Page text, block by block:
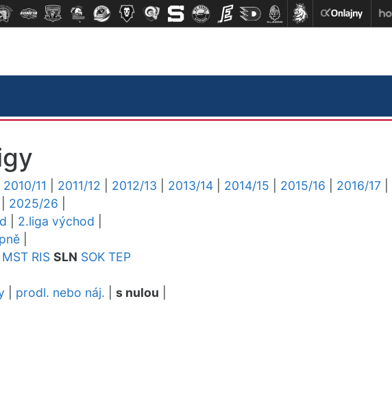
2010/11 2011/12 2012/13 2013/14 2014/15 2015/16 2016/17
2025/26
2.liga východ
MST RIS SLN SOK TEP
prodl. nebo náj. s nulou